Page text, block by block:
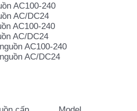
AC100-240
AC/DC24
AC100-240
AC/DC24
AC100-240
AC/DC24